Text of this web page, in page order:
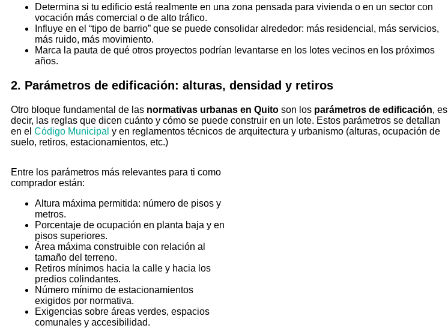
Determina si tu edificio está realmente en una zona pensada para vivienda o en un sector con
vocación más comercial o de alto tráfico.
Influye en el “tipo de barrio” que se puede consolidar alrededor: más residencial, más servicios,
más ruido, más movimiento.
Marca la pauta de qué otros proyectos podrían levantarse en los lotes vecinos en los próximos
años.
2. Parámetros de edificación: alturas, densidad y retiros
Otro bloque fundamental de las normativas urbanas en Quito son los parámetros de edificación, es
decir, las reglas que dicen cuánto y cómo se puede construir en un lote. Estos parámetros se detallan
en el Código Municipal y en reglamentos técnicos de arquitectura y urbanismo (alturas, ocupación de
suelo, retiros, estacionamientos, etc.)
Entre los parámetros más relevantes para ti como
comprador están:
Altura máxima permitida: número de pisos y
metros.
Porcentaje de ocupación en planta baja y en
pisos superiores.
Área máxima construible con relación al
tamaño del terreno.
Retiros mínimos hacia la calle y hacia los
predios colindantes.
Número mínimo de estacionamientos
exigidos por normativa.
Exigencias sobre áreas verdes, espacios
comunales y accesibilidad.